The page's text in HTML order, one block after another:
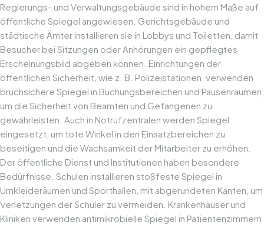
Regierungs- und Verwaltungsgebäude sind in hohem Maße auf
öffentliche Spiegel angewiesen. Gerichtsgebäude und
städtische Ämter installieren sie in Lobbys und Toiletten, damit
Besucher bei Sitzungen oder Anhörungen ein gepflegtes
Erscheinungsbild abgeben können. Einrichtungen der
öffentlichen Sicherheit, wie z. B. Polizeistationen, verwenden
bruchsichere Spiegel in Buchungsbereichen und Pausenräumen,
um die Sicherheit von Beamten und Gefangenen zu
gewährleisten. Auch in Notrufzentralen werden Spiegel
eingesetzt, um tote Winkel in den Einsatzbereichen zu
beseitigen und die Wachsamkeit der Mitarbeiter zu erhöhen.
Der öffentliche Dienst und Institutionen haben besondere
Bedürfnisse. Schulen installieren stoßfeste Spiegel in
Umkleideräumen und Sporthallen, mit abgerundeten Kanten, um
Verletzungen der Schüler zu vermeiden. Krankenhäuser und
Kliniken verwenden antimikrobielle Spiegel in Patientenzimmern